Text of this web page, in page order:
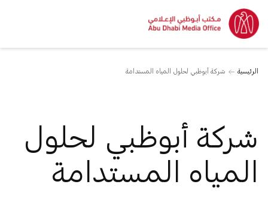
الرئيسية شركة أبوظبي لحلول المياه المستدامة
شركة أبوظبي لحلول
المياه المستدامة